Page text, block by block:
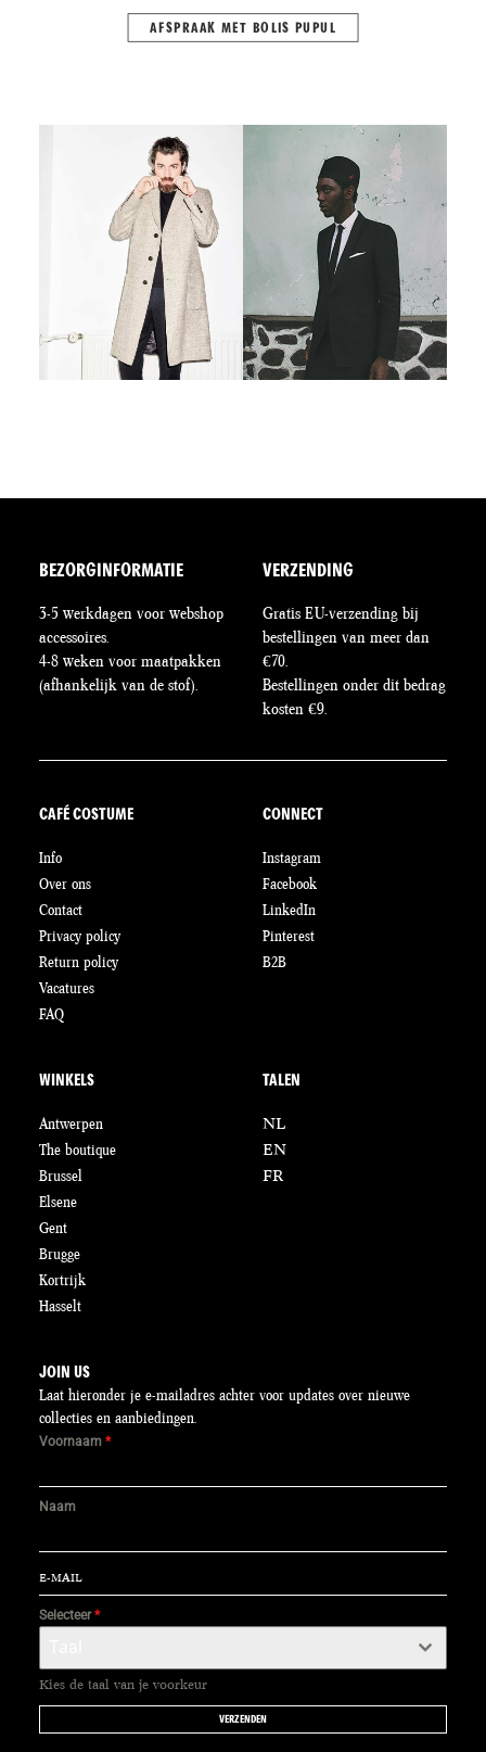
AFSPRAAK MET BOLIS PUPUL
BEZORGINFORMATIE
3-5 werkdagen voor webshop
accessoires.
4-8 weken voor maatpakken
(afhankelijk van de stof).
VERZENDING
Gratis EU-verzending bij
bestellingen van meer dan
€70.
Bestellingen onder dit bedrag
kosten €9.
CAFÉ COSTUME
Info
Over ons
Contact
Privacy policy
Return policy
Vacatures
FAQ
CONNECT
Instagram
Facebook
LinkedIn
Pinterest
B2B
WINKELS
Antwerpen
The boutique
Brussel
Elsene
Gent
Brugge
Kortrijk
Hasselt
TALEN
NL
EN
FR
JOIN US
Laat hieronder je e-mailadres achter voor updates over nieuwe
collecties en aanbiedingen.
Voornaam *
Naam
Selecteer*
Kies de taal van je voorkeur
VERZENDEN